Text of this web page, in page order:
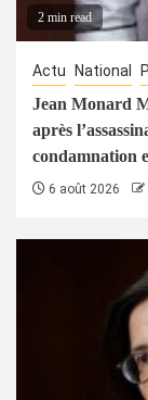
2 min read
Actu National
Jean Monard
après
condamnation
6 août 2026